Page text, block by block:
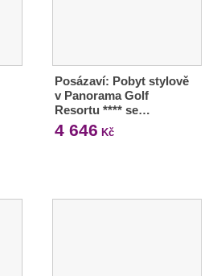
Posázaví: Pobyt stylově
v Panorama Golf
Resortu **** se…
4 646 Kč